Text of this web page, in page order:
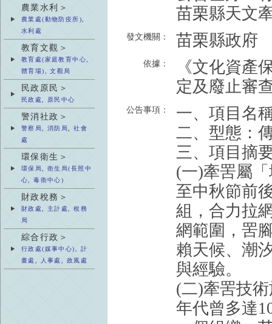
農業水利＞
農業處(動物防疫所),
水利處
教育文觀＞
教育處(家庭教育中心,
體育場), 文觀局
民政原民＞
民政處, 原民中心
警消社政＞
警察局, 消防局, 社會
處
環保衛生＞
環保局, 衛生局(長照中
心, 毒衛中心)
財政稅務＞
財政處, 主計處, 稅務
局
綜合行政＞
行政處(媒事中心), 計
畫處, 人事處, 政風處
苗栗縣天文
發文機關： 苗栗縣政府
依據：
《文化資產
定及廢止審
公告事項：
一、項目名
二、型態：
三、項目摘
(一)牽罟屬
至中秋節前
組，合力拉
網範圍，罟
賴天候、潮
與經驗。
(二)牽罟技
年代曾多達